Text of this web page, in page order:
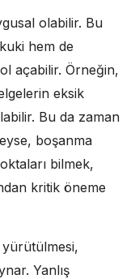
olabilir. Bu
hem de
açabilir. Örneğin,
eksik
Bu da zaman
boşanma
bilmek,
kritik öneme
Yanlış